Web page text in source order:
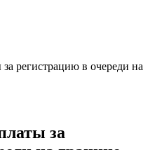
регистрацию в очереди на
за